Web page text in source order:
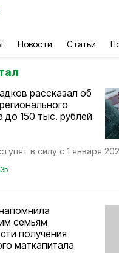
Новости Статьи
рассказал об
до 150 тыс. рублей
в силу с 1 января
семьям
получения
маткапитала